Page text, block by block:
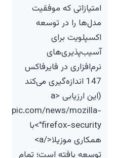
href="https://
امتیازاتی که موفقیت
مدل‌ها را در توسعه
اکسپلویت برای
آسیب‌پذیری‌های
نرم‌افزاری در فایرفاکس
147 اندازه‌گیری می‌کند
(این ارزیابی <a
news/mozilla-
firefox-security">با
همکاری موزیلا</a>
توسعه یافته است؛ تمام